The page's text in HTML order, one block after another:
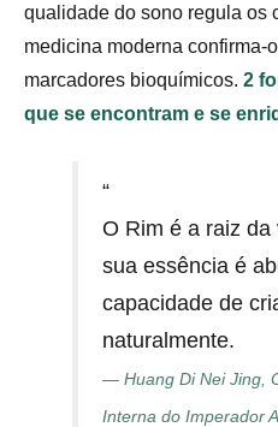
qualidade do sono regula os
medicina moderna confirma-
marcadores bioquímicos. 2
que se encontram e se
“
O Rim é a raiz
sua essência é
capacidade de
naturalmente.
— Huang Di Nei Jing,
Interna do Imperador